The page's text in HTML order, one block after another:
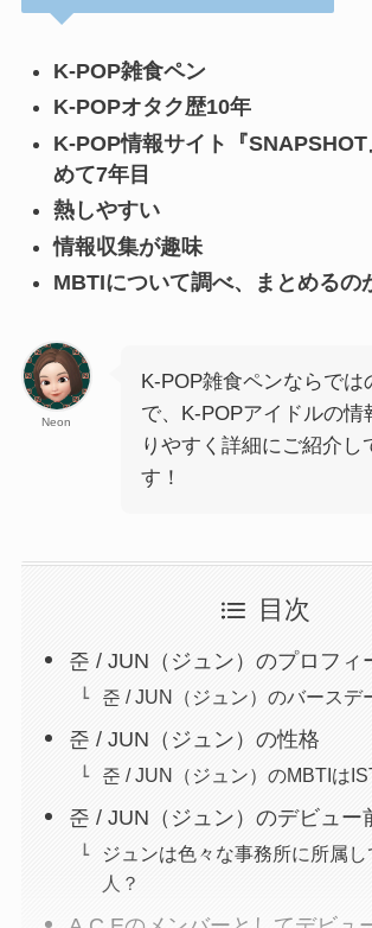
K-POP雑食ペン
K-POPオタク歴10年
K-POP情報サイト『
めて7年目
熱しやすい
情報収集が趣味
MBTIについて調べ、まとめるの
Neon
K-POP雑食ペンならでは
で、K-POPアイドルの情
りやすく詳細にご紹介し
す！
目次
준 / JUN（ジュン）のプロフィ
준 / JUN（ジュン）のバースデ
준 / JUN（ジュン）の性格
준 / JUN（ジュン）のMBTIは
준 / JUN（ジュン）のデビュー
ジュンは色々な事務所に所属
人？